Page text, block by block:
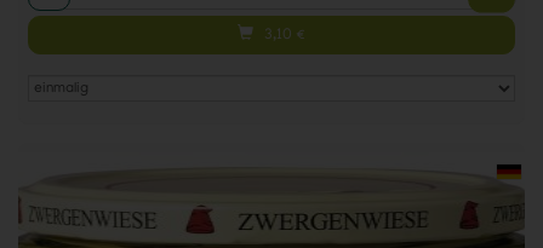
3,10 €